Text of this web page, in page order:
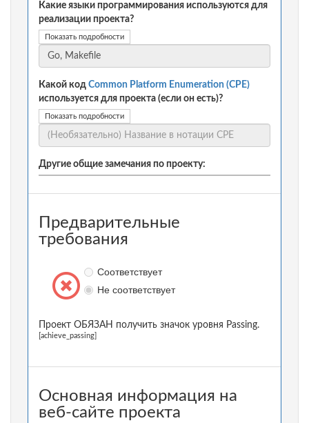
Какие языки программирования используются для
реализации проекта?
Показать подробности
Какой код Common Platform Enumeration (CPE)
используется для проекта (если он есть)?
Показать подробности
Другие общие замечания по проекту:
Предварительные
требования
Соответствует
Не соответствует
Проект ОБЯЗАН получить значок уровня Passing.
[achieve_passing]
Основная информация на
веб-сайте проекта